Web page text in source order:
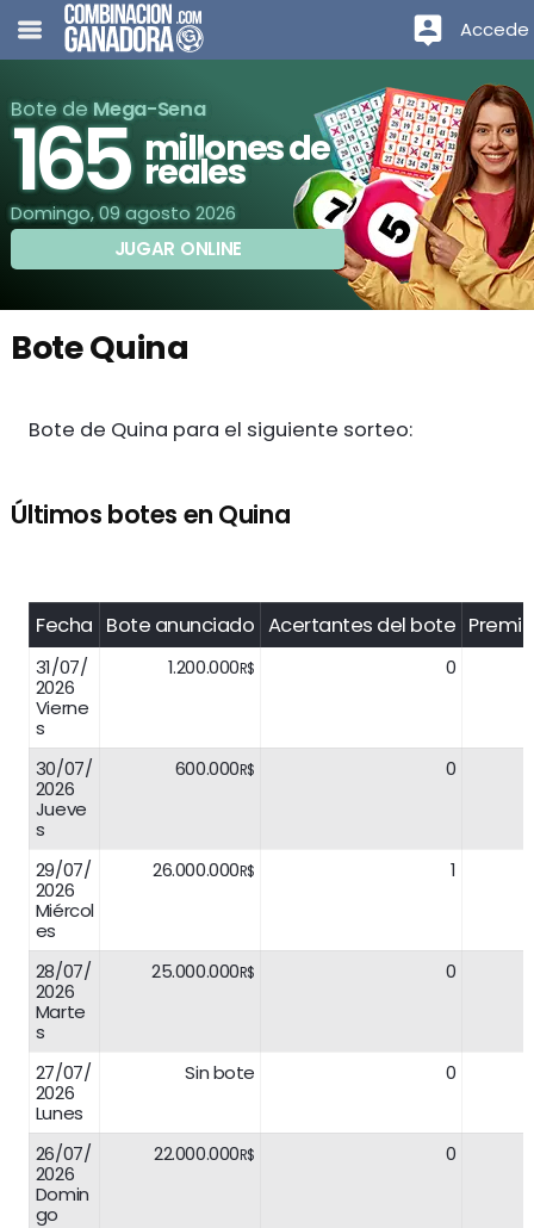
Accede
Bote de Mega-Sena
165 millones de
reales
Domingo, 09 agosto 2026
JUGAR ONLINE
Bote Quina
Bote de Quina para el siguiente sorteo:
Últimos botes en Quina
Fecha Bote anunciado Acertantes del bote
31/07/
2026
Vierne
s
1.200.000R$ 0
30/07/
2026
Jueve
s
600.000R$ 0
29/07/
2026
Miércol
es
26.000.000R$ 1
28/07/
2026
Marte
s
25.000.000R$ 0
27/07/
2026
Lunes
Sin bote 0
26/07/
2026
Domin
go
22.000.000R$ 0